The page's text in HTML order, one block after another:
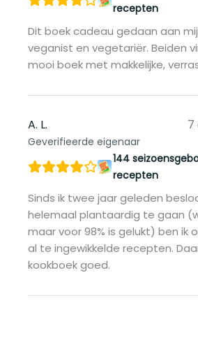
recepten
Dit boek cadeau gedaan aan
veganist en vegetariër. Beiden
mooi boek met makkelijke,
A. L.
Geverifieerde eigenaar
7
144
recepten
Sinds ik twee jaar geleden
helemaal plantaardig te gaan
maar voor 98% is gelukt) ben ik
al te ingewikkelde recepten.
kookboek goed.